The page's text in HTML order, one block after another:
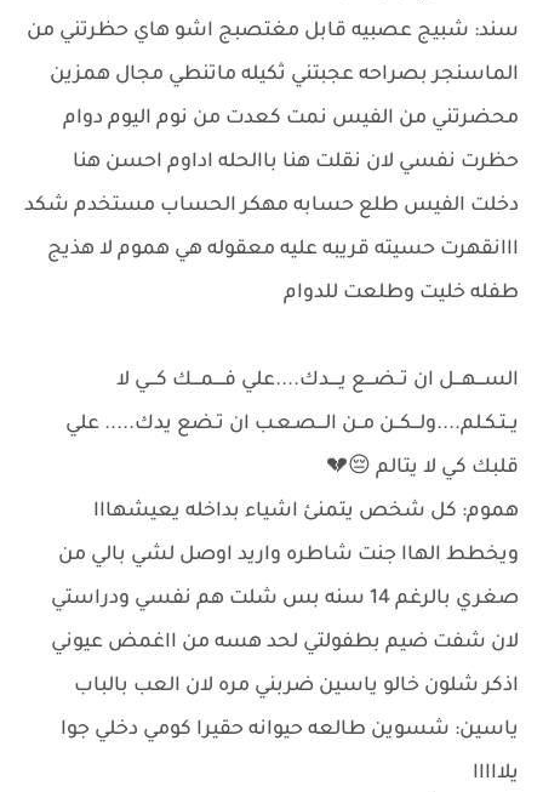
سند: شبيج عصبيه قابل مغتصبج اشو هاي حظرتني من
الماسنجر بصراحه عجبتني ثكيله ماتنطي مجال همزين
محضرتني من الفيس نمت كعدت من نوم اليوم دوام
حظرت نفسي لان نقلت هنا باالحله اداوم احسن هنا
دخلت الفيس طلع حسابه مهكر الحساب مستخدم شكد
ااانقهرت حسيته قريبه عليه معقوله هي هموم لا هذيج
طفله خليت وطلعت للدوام
الســـهـــل ان تــضـــع يــــدك....علي فــــمـــك كـــي لا
يــتـكـلم....ولـــكــن مــن الـــصـعـب ان تـضع يدك..... علي
قلبك كي لا يتالم 😔💔
هموم: كل شخص يتمنئ اشياء بداخله يعيشهااا
ويخطط الهاا جنت شاطره واريد اوصل لشي بالي من
صغري بالرغم 14 سنه بس شلت هم نفسي ودراستي
لان شفت ضيم بطفولتي لحد هسه من ااغمض عيوني
اذكر شلون خالو ياسين ضربني مره لان العب بالباب
ياسين: شسوين طالعه حيوانه حقيرا كومي دخلي جوا
يلااااا